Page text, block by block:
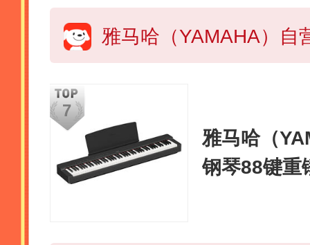
雅马哈（
钢琴88键重